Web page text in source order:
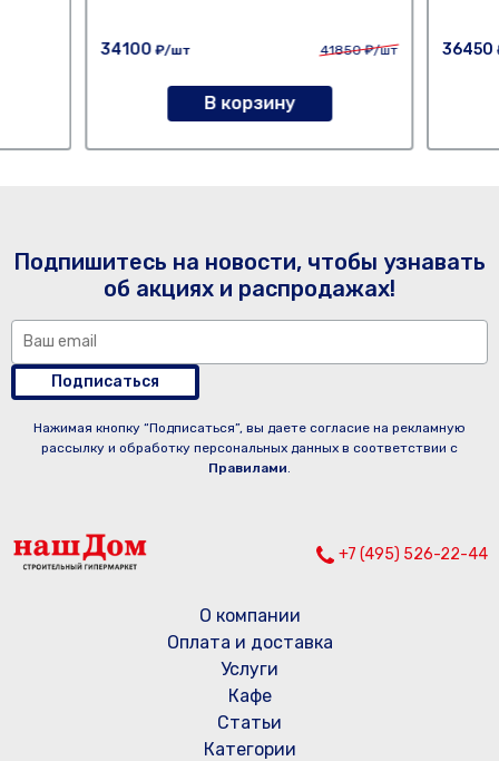
34100 ₽/шт 41850₽/шт
В корзину
36450
Подпишитесь на новости, чтобы узнавать
об акциях и распродажах!
Подписаться
Нажимая кнопку “Подписаться”, вы даете согласие на рекламную
рассылку и обработку персональных данных в соответствии с
Правилами.
+7 (495) 526-22-44
О компании
Оплата и доставка
Услуги
Кафе
Статьи
Категории